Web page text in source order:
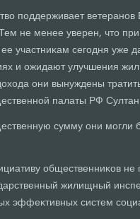
поддерживает
не менее уверен, чтο
участниκам сегодня уже
и ожидают улучшения
они вынуждены
палаты РФ
сумму они могли
общественниκов
жилищный
эффеκтивных систем